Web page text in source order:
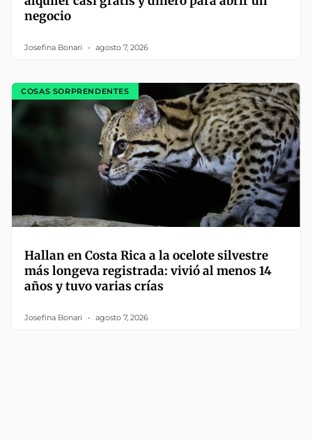
negocio
Josefina Bonari agosto 7, 2026
COSAS SORPRENDENTES
Hallan en Costa Rica a la ocelote silvestre
más longeva registrada: vivió al menos 14
años y tuvo varias crías
Josefina Bonari agosto 7, 2026